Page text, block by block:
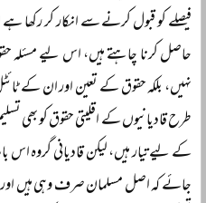
فیصلے کو قبول کرنے سے انکار کر رکھا ہے
حاصل کرنا چاہتے ہیں، اس لیے مسئلہ
نہیں، بلکہ حقوق کے تعین اور ان کے
طرح قادیانیوں کے اقلیتی حقوق کو بھی
کے لیے تیار ہیں، لیکن قادیانی گروہ
جائے کہ اصل مسلمان صرف وہی ہیں